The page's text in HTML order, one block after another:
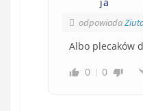
odpowiada
Albo plecaków
0
0